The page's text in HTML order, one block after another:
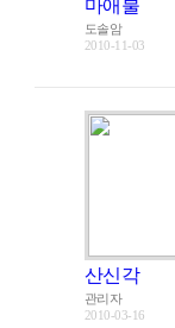
마애불
도솔암
2010-11-03
산신각
관리자
2010-03-16